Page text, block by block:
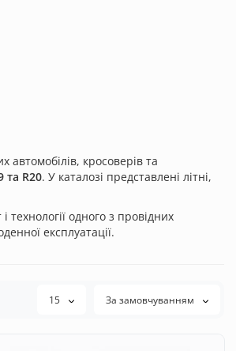
кросоверів та
та R20. У каталозі представлені літні,
одного з провідних
експлуатації.
15 За замовчуванням